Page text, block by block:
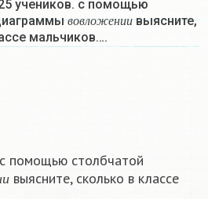
учеников. с помощью
в о вл о ж е н и и
в о вложени
выясните,
мальчиков….
помощью столбчатой
и
н ии
выясните, сколько в классе